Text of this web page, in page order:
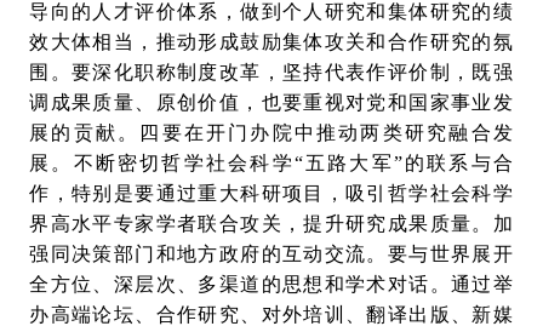
导向的人才评价体系，做到个人研究和集体研究的绩
效大体相当，推动形成鼓励集体攻关和合作研究的氛
围。要深化职称制度改革，坚持代表作评价制，既强
调成果质量、原创价值，也要重视对党和国家事业发
展的贡献。四要在开门办院中推动两类研究融合发
展。不断密切哲学社会科学“五路大军”的联系与合
作，特别是要通过重大科研项目，吸引哲学社会科学
界高水平专家学者联合攻关，提升研究成果质量。加
强同决策部门和地方政府的互动交流。要与世界展开
全方位、深层次、多渠道的思想和学术对话。通过举
办高端论坛、合作研究、对外培训、翻译出版、新媒